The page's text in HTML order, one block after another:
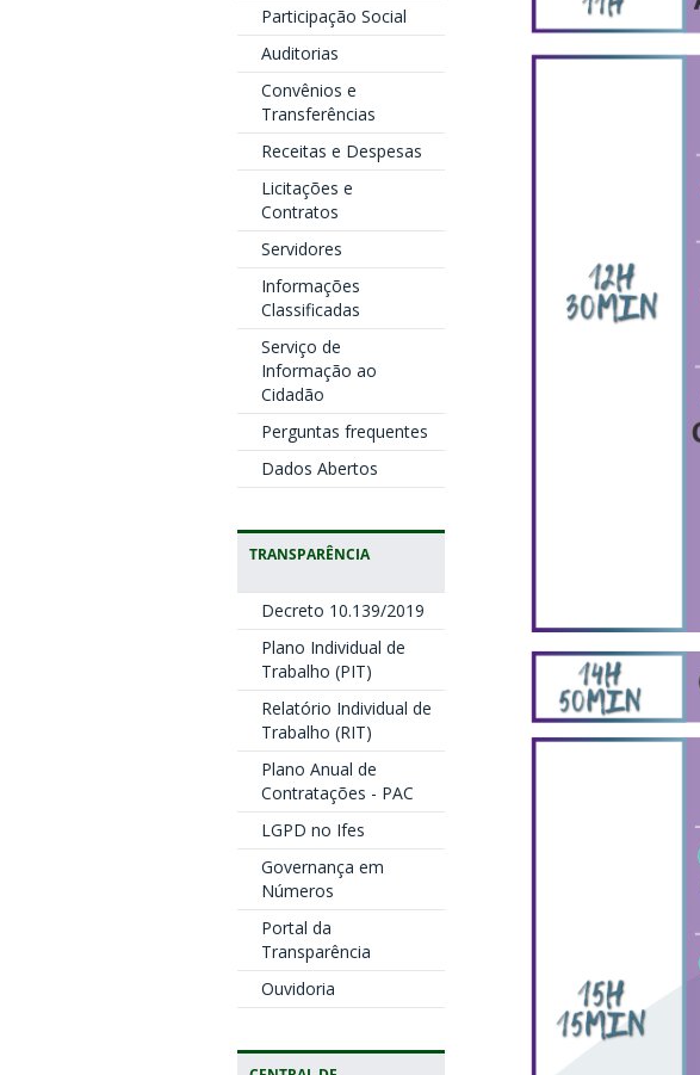
Participação Social
Auditorias
Convênios e
Transferências
Receitas e Despesas
Licitações e
Contratos
Servidores
Informações
Classificadas
Serviço de
Informação ao
Cidadão
Perguntas frequentes
Dados Abertos
TRANSPARÊNCIA
Decreto 10.139/2019
Plano Individual de
Trabalho (PIT)
Relatório Individual de
Trabalho (RIT)
Plano Anual de
Contratações - PAC
LGPD no Ifes
Governança em
Números
Portal da
Transparência
Ouvidoria